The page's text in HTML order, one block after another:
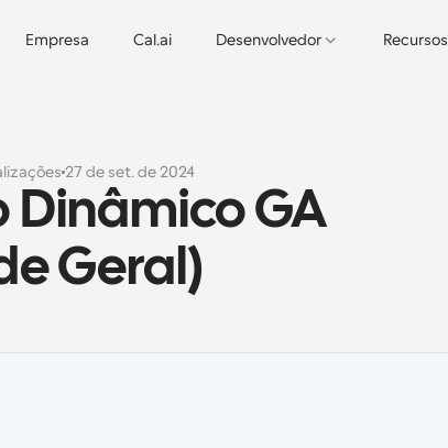
Empresa Cal.ai Desenvolvedor Recursos
27 de set. de 2024
Dinâmico GA
Geral)